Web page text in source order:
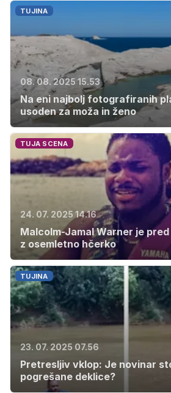
TUJINA
08. 08. 2025 15.53
Na eni najbolj fotografiranih
usoden za moža in ženo
TUJA SCENA
24. 07. 2025 14.16
Malcolm-Jamal Warner je
z osemletno hčerko
TUJINA
23. 07. 2025 07.56
Pretresljiv vklop: Je novinar
pogrešane deklice?